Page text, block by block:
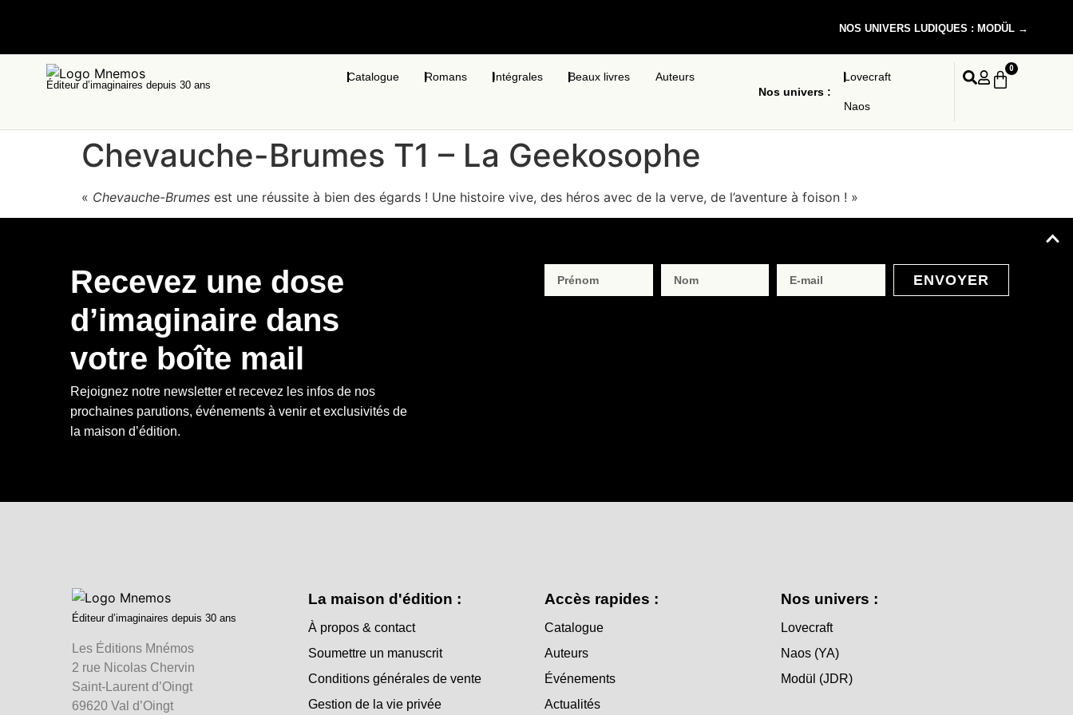
NOS UNIVERS LUDIQUES : MODÜL →
Éditeur d’imaginaires depuis 30 ans
Catalogue Romans Intégrales Beaux livres
Auteurs
Nos univers :
Lovecraft
Naos
0
Chevauche-Brumes T1 – La Geekosophe
« Chevauche-Brumes est une réussite à bien des égards ! Une histoire vive, des héros avec de la verve, de l’aventure à foison ! »
Recevez une dose
d’imaginaire dans
votre boîte mail
Rejoignez notre newsletter et recevez les infos de nos
prochaines parutions, événements à venir et exclusivités de
la maison d’édition.
ENVOYER
Éditeur d’imaginaires depuis 30 ans
Les Éditions Mnémos
2 rue Nicolas Chervin
Saint-Laurent d’Oingt
69620 Val d’Oingt
La maison d'édition :
À propos & contact
Soumettre un manuscrit
Conditions générales de vente
Gestion de la vie privée
Accès rapides :
Catalogue
Auteurs
Événements
Actualités
Nos univers :
Lovecraft
Naos (YA)
Modül (JDR)